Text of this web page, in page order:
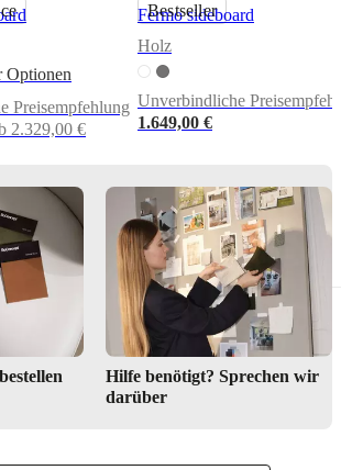
Optionen
Preisempfehlung
2.329,00 €
Bestseller
Fermo sideboard
Holz
Unverbindliche
1.649,00 €
Hilfe benötigt? Sprechen wir
darüber